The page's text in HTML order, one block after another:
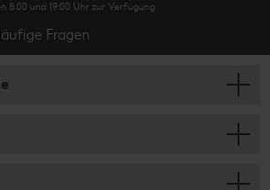
8:00 und 19:00 Uhr zur Verfügung.
Fragen